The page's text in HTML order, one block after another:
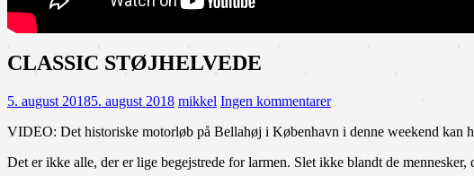
CLASSIC STØJHELVEDE
5. august 20185. august 2018 mikkel Ingen kommentarer
VIDEO: Det historiske motorløb på Bellahøj i København i denne weekend kan
Det er ikke alle, der er lige begejstrede for larmen. Slet ikke blandt de